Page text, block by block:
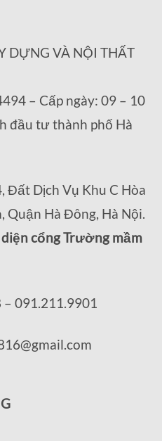
DỰNG VÀ NỘI THẤT
– Cấp ngày: 09 – 10
đầu tư thành phố Hà
Đất Dịch Vụ Khu C Hòa
Quận Hà Đông, Hà Nội.
cổng Trường mầm
– 091.211.9901